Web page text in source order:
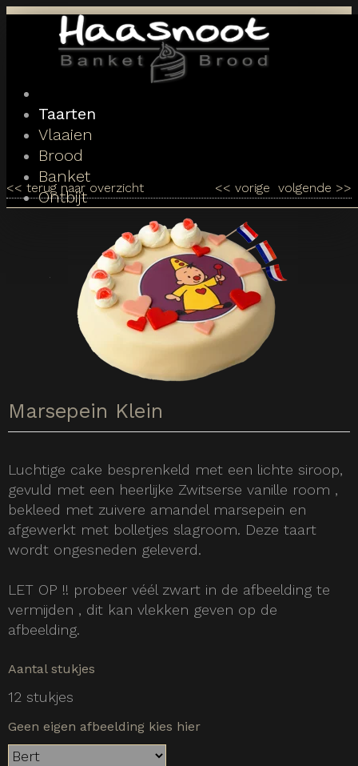
Toggle
navigation
Taarten
Vlaaien
Brood
Banket
Ontbijt
<< terug naar overzicht volgende >>
<< vorige
Marsepein Klein
Luchtige cake besprenkeld met een lichte siroop,
gevuld met een heerlijke Zwitserse vanille room ,
bekleed met zuivere amandel marsepein en
afgewerkt met bolletjes slagroom. Deze taart
wordt ongesneden geleverd.
LET OP !! probeer véél zwart in de afbeelding te
vermijden , dit kan vlekken geven op de
afbeelding.
Aantal stukjes
12 stukjes
Geen eigen afbeelding kies hier